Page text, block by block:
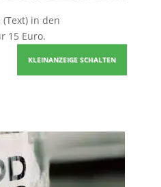
(Text) in den
15 Euro.
KLEINANZEIGE SCHALTEN